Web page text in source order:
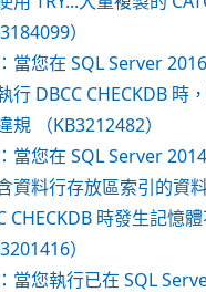
）
當您在 SQL Server
行 DBCC CHECKDB 時
規 （KB3212482）
當您在 SQL Server
資料行存放區索引的資
CHECKDB 時發生記憶
）
當您執行已在 SQL